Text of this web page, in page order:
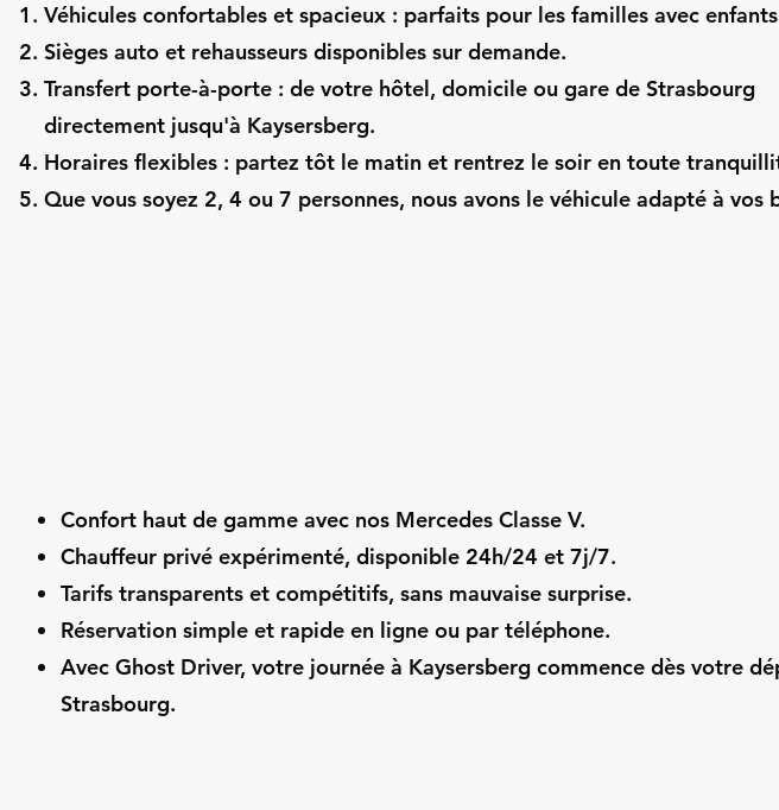
Véhicules confortables et spacieux : parfaits pour les familles avec
Sièges auto et rehausseurs disponibles sur demande.
Transfert porte-à-porte : de votre hôtel, domicile ou gare de Strasbourg
directement jusqu'à Kaysersberg.
Horaires flexibles : partez tôt le matin et rentrez le soir en toute
Que vous soyez 2, 4 ou 7 personnes, nous avons le véhicule adapté à vos
Confort haut de gamme avec nos Mercedes Classe V.
Chauffeur privé expérimenté, disponible 24h/24 et 7j/7.
Tarifs transparents et compétitifs, sans mauvaise surprise.
Réservation simple et rapide en ligne ou par téléphone.
Avec Ghost Driver, votre journée à Kaysersberg commence dès votre
Strasbourg.